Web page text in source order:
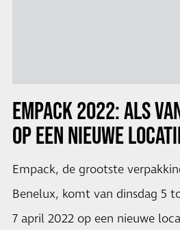
EMPACK 2022: ALS
OP EEN NIEUWE
Empack, de grootste
Benelux, komt van dinsdag 5
7 april 2022 op een nieuwe